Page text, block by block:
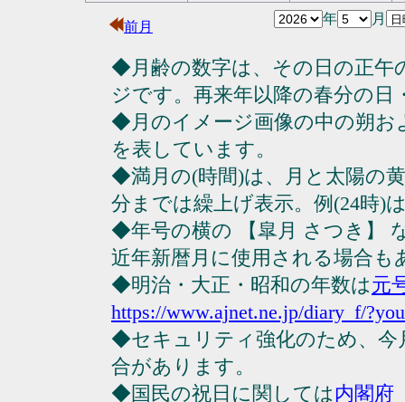
前月
年 月
◆月齢の数字は、その日の正午
ジです。再来年以降の春分の日
◆月のイメージ画像の中の朔
を表しています。
◆満月の(時間)は、月と太陽の
分までは繰上げ表示。例(24時)
◆年号の横の 【皐月 さつき】
近年新暦月に使用される場合も
◆明治・大正・昭和の年数は元
https://www.ajnet.ne.jp/diary_f/
◆セキュリティ強化のため、今
合があります。
◆国民の祝日に関しては内閣府